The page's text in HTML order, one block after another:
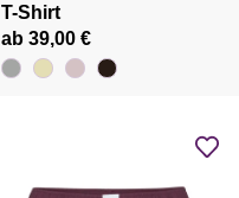
T-Shirt
ab 39,00 €